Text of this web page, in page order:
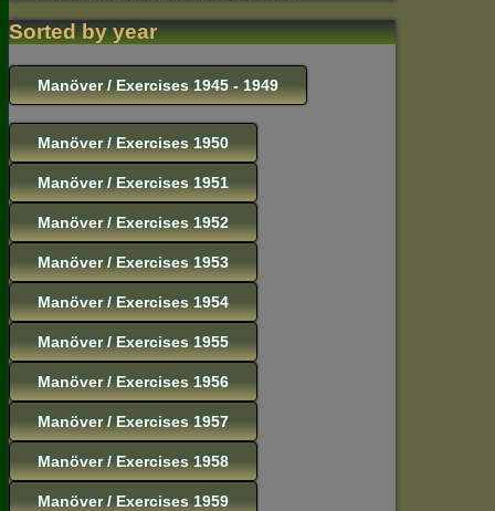
Sorted by year
Manöver / Exercises 1945 - 1949
Manöver / Exercises 1950
Manöver / Exercises 1951
Manöver / Exercises 1952
Manöver / Exercises 1953
Manöver / Exercises 1954
Manöver / Exercises 1955
Manöver / Exercises 1956
Manöver / Exercises 1957
Manöver / Exercises 1958
Manöver / Exercises 1959